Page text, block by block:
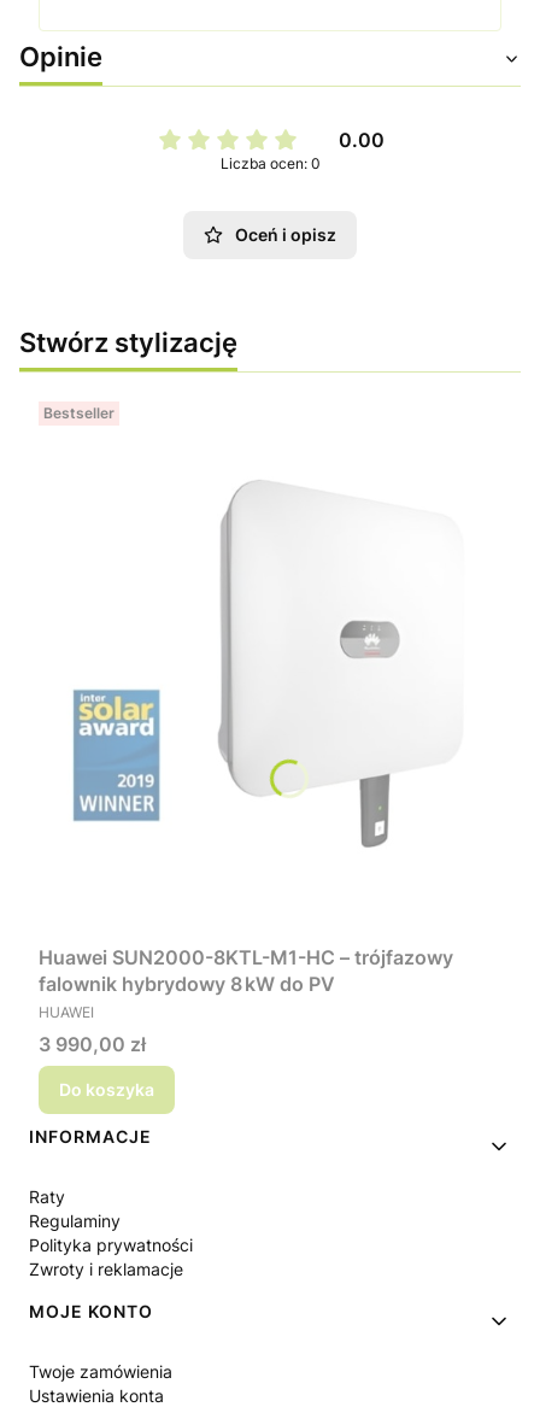
Opinie
0.00
Liczba ocen: 0
Oceń i opisz
Stwórz stylizację
Bestseller
Huawei SUN2000-8KTL-M1-HC – trójfazowy
falownik hybrydowy 8 kW do PV
PRODUCENT
HUAWEI
Cena
3 990,00 zł
Do koszyka
Linki w stopce
INFORMACJE
Raty
Regulaminy
Polityka prywatności
Zwroty i reklamacje
MOJE KONTO
Twoje zamówienia
Ustawienia konta